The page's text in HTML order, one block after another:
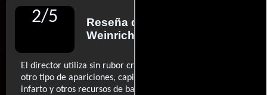
2/5 Reseña de
Weinrichter
El director utiliza sin rubor criaturas debajo de la cama y
otro tipo de apariciones, capirotazos sónicos, sustos de
infarto y otros recursos de baja gama (...)